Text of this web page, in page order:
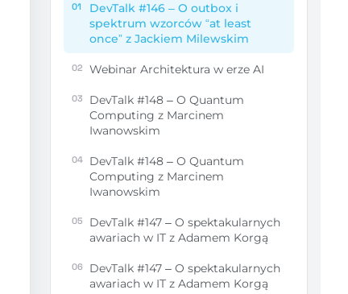
01
DevTalk #146 – O outbox i
spektrum wzorców “at least
once” z Jackiem Milewskim
02 Webinar Architektura w erze AI
03
DevTalk #148 – O Quantum
Computing z Marcinem
Iwanowskim
04
DevTalk #148 – O Quantum
Computing z Marcinem
Iwanowskim
05
DevTalk #147 – O spektakularnych
awariach w IT z Adamem Korgą
06
DevTalk #147 – O spektakularnych
awariach w IT z Adamem Korgą